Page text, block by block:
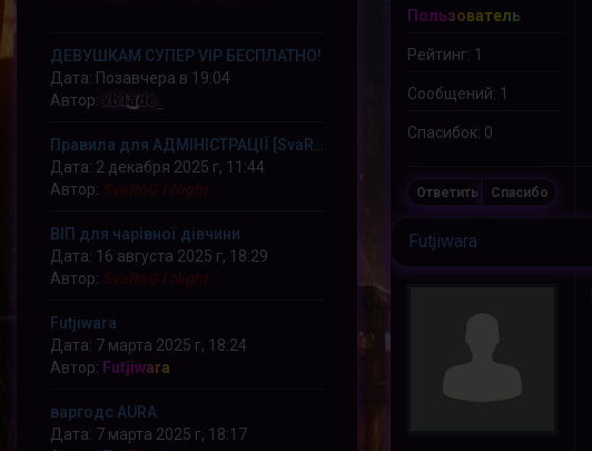
Пользователь
Рейтинг: 1
Сообщений: 1
Спасибок: 0
Ответить Спасибо
Futjiwara
ДЕВУШКАМ СУПЕР VIP БЕСПЛАТНО!
Дата: Позавчера в 19:04
Автор: xb1ade_
Дата: 2 декабря 2025 г, 11:44
Автор: SvaRoG l Night
ВІП для чарівної дівчини
Дата: 16 августа 2025 г, 18:29
Автор: SvaRoG l Night
Futjiwara
Дата: 7 марта 2025 г, 18:24
Автор: Futjiwara
варгодс AURA
Дата: 7 марта 2025 г, 18:17